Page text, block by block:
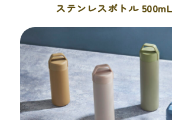
ステンレスボトル